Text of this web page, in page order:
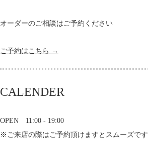
オーダーのご相談はご予約ください
ご予約はこちら →
CALENDER
OPEN 11:00 - 19:00
※ご来店の際はご予約頂けますとスムーズです